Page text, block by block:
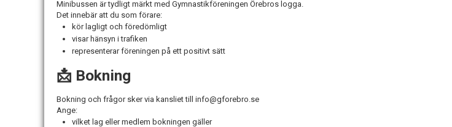
Minibussen är tydligt märkt med Gymnastikföreningen Örebros logga.
Det innebär att du som förare:
kör lagligt och föredömligt
visar hänsyn i trafiken
representerar föreningen på ett positivt sätt
📩 Bokning
Bokning och frågor sker via kansliet till info@gforebro.se
Ange:
vilket lag eller medlem bokningen gäller